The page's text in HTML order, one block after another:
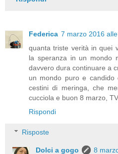
Federica 7 marzo 2016
quanta triste verità in quei
la speranza in un mondo
davvero dura continuare a
un mondo puro e candido
cestini di meringa, che
cucciola e buon 8 marzo,
Rispondi
Risposte
Dolci a gogo
8